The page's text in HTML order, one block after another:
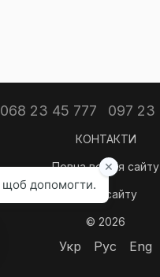
068 23 45 777 097 23
КОНТАКТИ
Повна версія сайту
Мапа сайту
© 2026
Укр Рус Eng